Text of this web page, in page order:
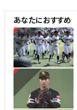
あなたにおすすめ
NEW
NEW